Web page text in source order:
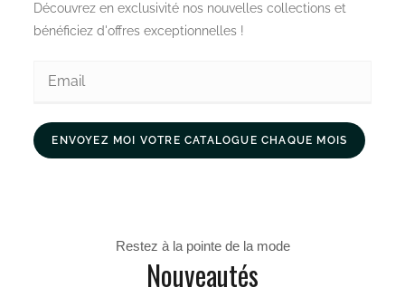
Découvrez en exclusivité nos nouvelles collections et
bénéficiez d'offres exceptionnelles !
ENVOYEZ MOI VOTRE CATALOGUE CHAQUE MOIS
Restez à la pointe de la mode
Nouveautés